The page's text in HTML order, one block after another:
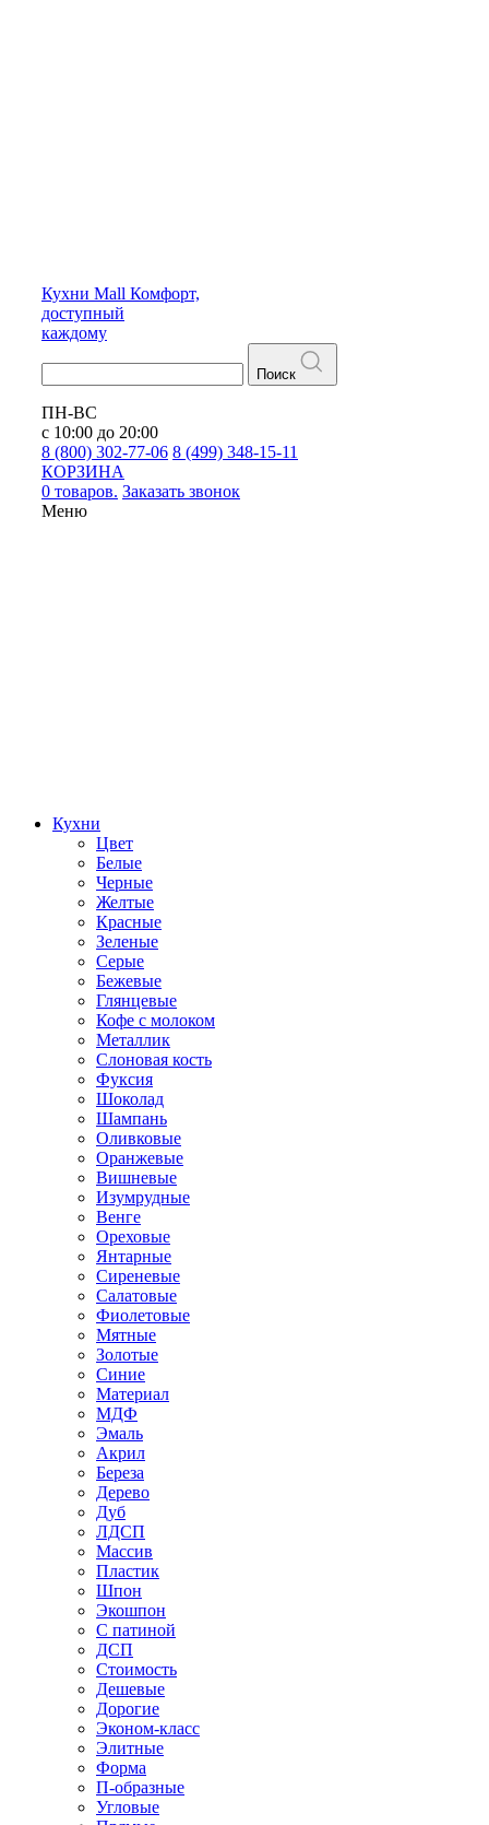
Кухни Mall Комфорт,
доступный
каждому
Поиск
ПН-ВС
с 10:00 до 20:00
8 (800) 302-77-06 8 (499) 348-15-11
КОРЗИНА
0 товаров. Заказать звонок
Меню
Кухни
Цвет
Белые
Черные
Желтые
Красные
Зеленые
Серые
Бежевые
Глянцевые
Кофе с молоком
Металлик
Слоновая кость
Фуксия
Шоколад
Шампань
Оливковые
Оранжевые
Вишневые
Изумрудные
Венге
Ореховые
Янтарные
Сиреневые
Салатовые
Фиолетовые
Мятные
Золотые
Синие
Материал
МДФ
Эмаль
Акрил
Береза
Дерево
Дуб
ЛДСП
Массив
Пластик
Шпон
Экошпон
С патиной
ДСП
Стоимость
Дешевые
Дорогие
Эконом-класс
Элитные
Форма
П-образные
Угловые